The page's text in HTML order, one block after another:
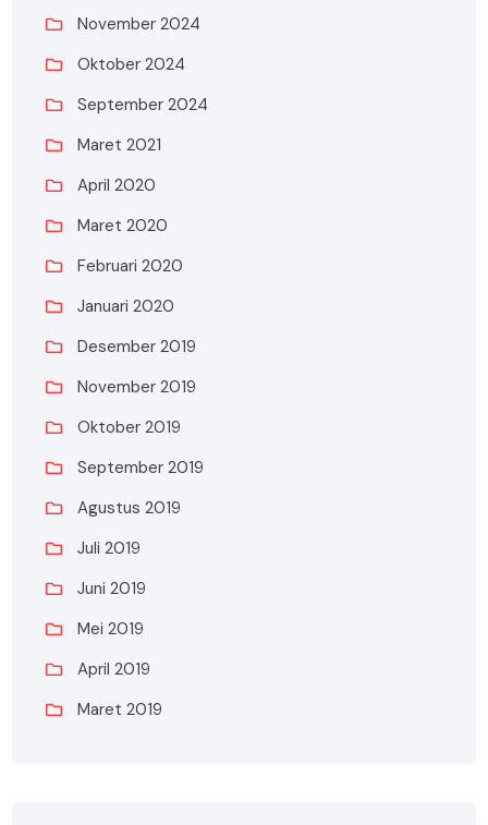
November 2024
Oktober 2024
September 2024
Maret 2021
April 2020
Maret 2020
Februari 2020
Januari 2020
Desember 2019
November 2019
Oktober 2019
September 2019
Agustus 2019
Juli 2019
Juni 2019
Mei 2019
April 2019
Maret 2019